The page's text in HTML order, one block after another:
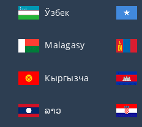
Ўзбек
Malagasy
Кыргызча
ລາວ